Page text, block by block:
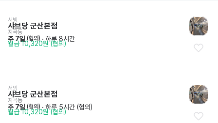
서빙
샤브당 군산본점
지곡동
주 7일 (협의) · 하루 8시간
월급 10,320원 (협의)
서빙
샤브당 군산본점
지곡동
주 7일 (협의) · 하루 5시간 (협의)
월급 10,320원 (협의)